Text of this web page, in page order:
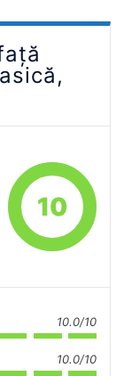
10
10.0/10
10.0/10